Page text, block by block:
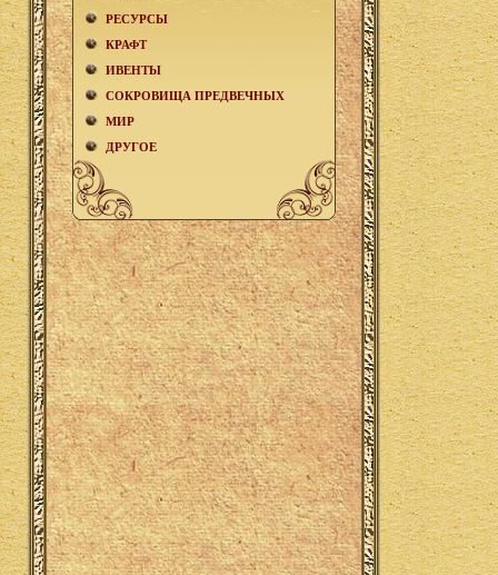
РЕСУРСЫ
КРАФТ
ИВЕНТЫ
СОКРОВИЩА ПРЕДВЕЧНЫХ
МИР
ДРУГОЕ